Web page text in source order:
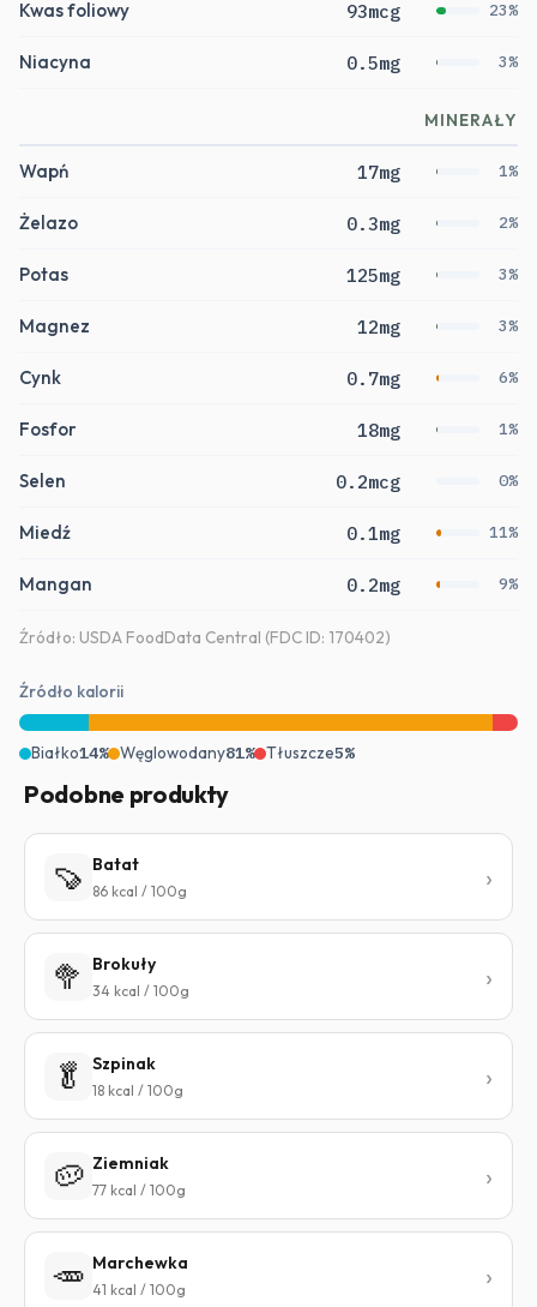
Kwas foliowy 93mcg 23%
Niacyna 0.5mg 3%
MINERAŁY
Wapń 17mg 1%
Żelazo 0.3mg 2%
Potas 125mg 3%
Magnez 12mg 3%
Cynk 0.7mg 6%
Fosfor 18mg 1%
Selen 0.2mcg 0%
Miedź 0.1mg 11%
Mangan 0.2mg 9%
Źródło: USDA FoodData Central (FDC ID: 170402)
Źródło kalorii
Białko14% Węglowodany81% Tłuszcze5%
Podobne produkty
🍠 Batat
86 kcal / 100g
🥦 Brokuły
34 kcal / 100g
🥬 Szpinak
18 kcal / 100g
🥔 Ziemniak
77 kcal / 100g
🥕 Marchewka
41 kcal / 100g